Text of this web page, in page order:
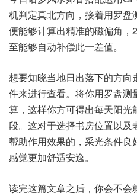
机判定真北方向，接着用罗
便能够计算出精准的磁偏角
至能够自动补偿此一差值。
想要知晓当地日出落下的方
件来进行查看。将你用罗盘
算，这样你方可得出每天阳
段。这对于选择书房位置以
帮助作用效果的，采光条件良
感觉更加舒适安逸。
读完这篇文章之后，你会不